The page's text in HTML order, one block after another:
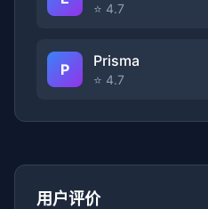
⭐ 4.7
P Prisma
⭐ 4.7
用户评价